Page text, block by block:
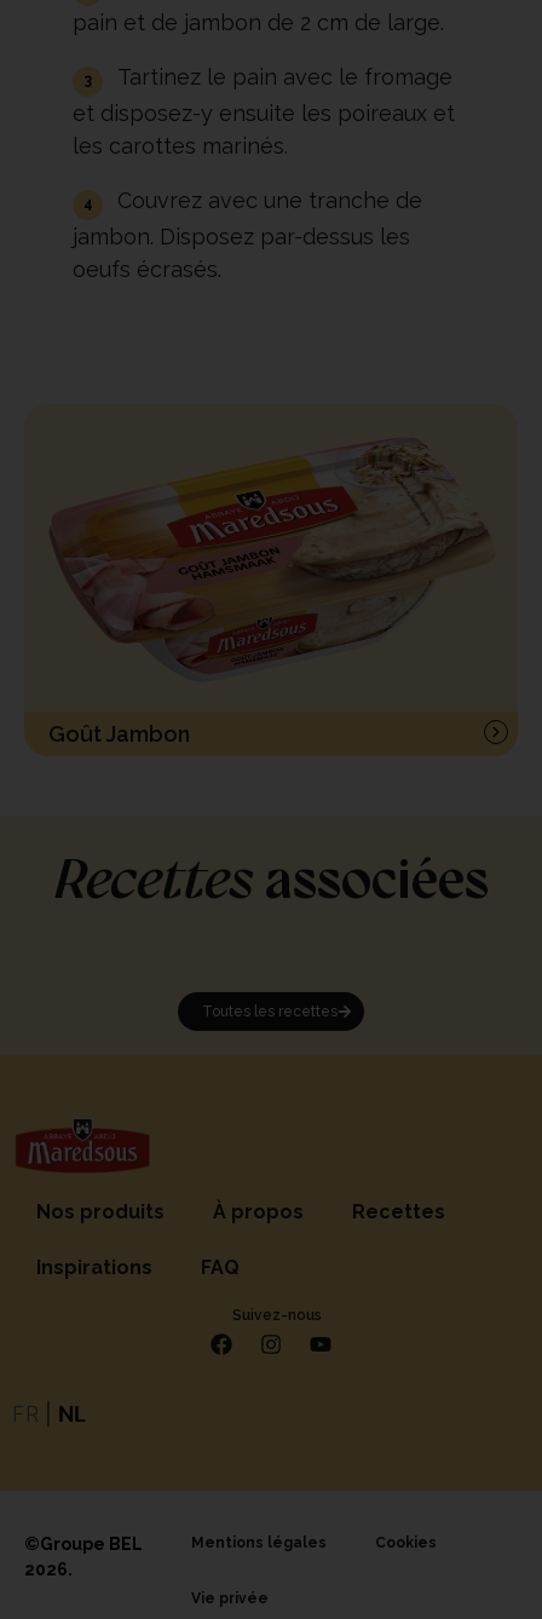
pain et de jambon de 2 cm de large.
Tartinez le pain avec le fromage
et disposez-y ensuite les poireaux et
les carottes marinés.
Couvrez avec une tranche de
jambon. Disposez par-dessus les
oeufs écrasés.
Goût Jambon
Recettes associées
Toutes les recettes
Nos produits À propos Recettes
Inspirations FAQ
Suivez-nous
FR NL
©Groupe BEL
2026.
Mentions légales Cookies
Vie privée